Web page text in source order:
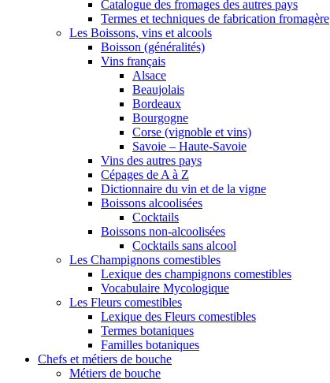
Catalogue des fromages des autres pays
Termes et techniques de fabrication fromagère
Les Boissons, vins et alcools
Boisson (généralités)
Vins français
Alsace
Beaujolais
Bordeaux
Bourgogne
Corse (vignoble et vins)
Savoie – Haute-Savoie
Vins des autres pays
Cépages de A à Z
Dictionnaire du vin et de la vigne
Boissons alcoolisées
Cocktails
Boissons non-alcoolisées
Cocktails sans alcool
Les Champignons comestibles
Lexique des champignons comestibles
Vocabulaire Mycologique
Les Fleurs comestibles
Lexique des Fleurs comestibles
Termes botaniques
Familles botaniques
Chefs et métiers de bouche
Métiers de bouche